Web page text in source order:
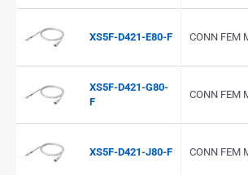
XS5F-D421-E80-F CONN FEM
XS5F-D421-G80-
F
CONN FEM
XS5F-D421-J80-F CONN FEM